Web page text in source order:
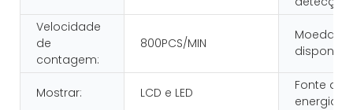
Velocidade
de
contagem:
800PCS/MIN
Moeda
Mostrar: LCD e LED
Fonte de
energia: